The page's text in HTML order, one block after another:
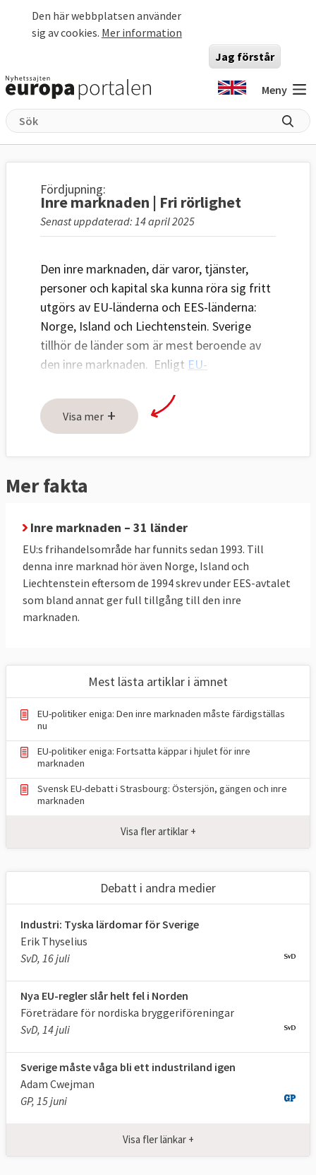
Den här webbplatsen använder
sig av cookies. Mer information
Jag förstår
Meny
Fördjupning:
Inre marknaden | Fri rörlighet
Senast uppdaterad: 14 april 2025
Den inre marknaden, där varor, tjänster,
personer och kapital ska kunna röra sig fritt
utgörs av EU-länderna och EES-länderna:
Norge, Island och Liechtenstein. Sverige
tillhör de länder som är mest beroende av
den inre marknaden. Enligt EU-
tjäna 29 miljarder euro per år på den inre
marknaden.
Visa mer +
Mer fakta
Inre marknaden – 31 länder
EU:s frihandelsområde har funnits sedan 1993. Till
denna inre marknad hör även Norge, Island och
Liechtenstein eftersom de 1994 skrev under EES-avtalet
som bland annat ger full tillgång till den inre
marknaden.
Mest lästa artiklar i ämnet
EU-politiker eniga: Den inre marknaden måste färdigställas
nu
EU-politiker eniga: Fortsatta käppar i hjulet för inre
marknaden
Svensk EU-debatt i Strasbourg: Östersjön, gängen och inre
marknaden
Visa fler artiklar +
Debatt i andra medier
Industri: Tyska lärdomar för Sverige
Erik Thyselius
SvD, 16 juli
Nya EU-regler slår helt fel i Norden
Företrädare för nordiska bryggeri­föreningar
SvD, 14 juli
Sverige måste våga bli ett industriland igen
Adam Cwejman
GP, 15 juni
Visa fler länkar +